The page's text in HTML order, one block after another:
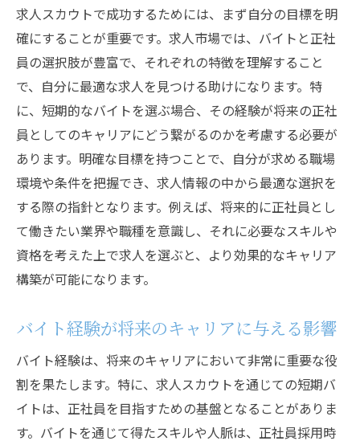
求人スカウトで成功するためには、まず自分の目標を明
確にすることが重要です。求人市場では、バイトと正社
員の選択肢が豊富で、それぞれの特徴を理解すること
で、自分に最適な求人を見つける助けになります。特
に、短期的なバイトを選ぶ場合、その経験が将来の正社
員としてのキャリアにどう繋がるのかを考慮する必要が
あります。明確な目標を持つことで、自分が求める職場
環境や条件を把握でき、求人情報の中から最適な選択を
する際の指針となります。例えば、将来的に正社員とし
て働きたい業界や職種を意識し、それに必要なスキルや
資格を考えた上で求人を選ぶと、より効果的なキャリア
構築が可能になります。
バイト経験が将来のキャリアに与える影響
バイト経験は、将来のキャリアにおいて非常に重要な役
割を果たします。特に、求人スカウトを通じての短期バ
イトは、正社員を目指すための基盤となることがありま
す。バイトを通じて得たスキルや人脈は、正社員採用時